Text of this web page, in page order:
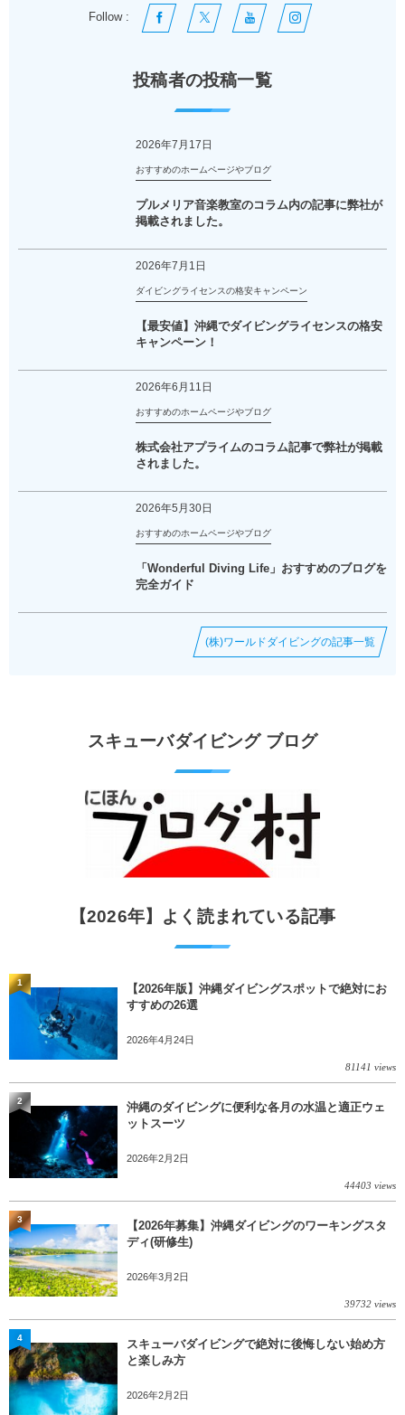
Follow :
投稿者の投稿一覧
2026年7月17日
おすすめのホームページやブログ
プルメリア音楽教室のコラム内の記事に弊社が
掲載されました。
2026年7月1日
ダイビングライセンスの格安キャンペーン
【最安値】沖縄でダイビングライセンスの格安
キャンペーン！
2026年6月11日
おすすめのホームページやブログ
株式会社アプライムのコラム記事で弊社が掲載
されました。
2026年5月30日
おすすめのホームページやブログ
「Wonderful Diving Life」おすすめのブログを
完全ガイド
(株)ワールドダイビングの記事一覧
スキューバダイビング ブログ
【2026年】よく読まれている記事
【2026年版】沖縄ダイビングスポットで絶対にお
すすめの26選
2026年4月24日
81141 views
1
沖縄のダイビングに便利な各月の水温と適正ウェ
ットスーツ
2026年2月2日
44403 views
2
【2026年募集】沖縄ダイビングのワーキングスタ
ディ(研修生)
2026年3月2日
39732 views
3
スキューバダイビングで絶対に後悔しない始め方
と楽しみ方
2026年2月2日
4